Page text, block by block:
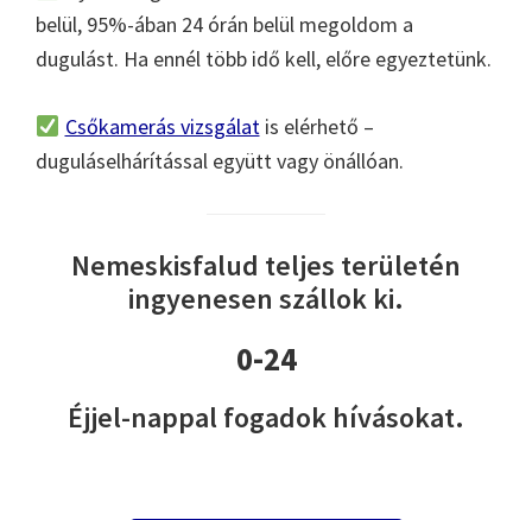
belül, 95%-ában 24 órán belül megoldom a
dugulást. Ha ennél több idő kell, előre egyeztetünk.
Csőkamerás vizsgálatis elérhető –
duguláselhárítással együtt vagy önállóan.
Nemeskisfalud teljes területén
ingyenesen szállok ki.
0-24
Éjjel-nappal fogadok hívásokat.